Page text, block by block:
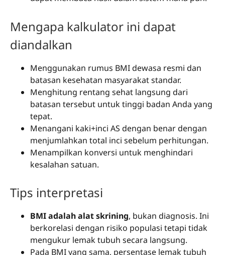
Mengapa kalkulator ini dapat
diandalkan
Menggunakan rumus BMI dewasa resmi dan
batasan kesehatan masyarakat standar.
Menghitung rentang sehat langsung dari
batasan tersebut untuk tinggi badan Anda yang
tepat.
Menangani kaki+inci AS dengan benar dengan
menjumlahkan total inci sebelum perhitungan.
Menampilkan konversi untuk menghindari
kesalahan satuan.
Tips interpretasi
BMI adalah alat skrining, bukan diagnosis. Ini
berkorelasi dengan risiko populasi tetapi tidak
mengukur lemak tubuh secara langsung.
Pada BMI yang sama, persentase lemak tubuh